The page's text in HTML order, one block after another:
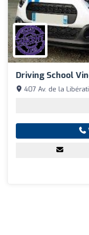
Driving School
407 Av. de la